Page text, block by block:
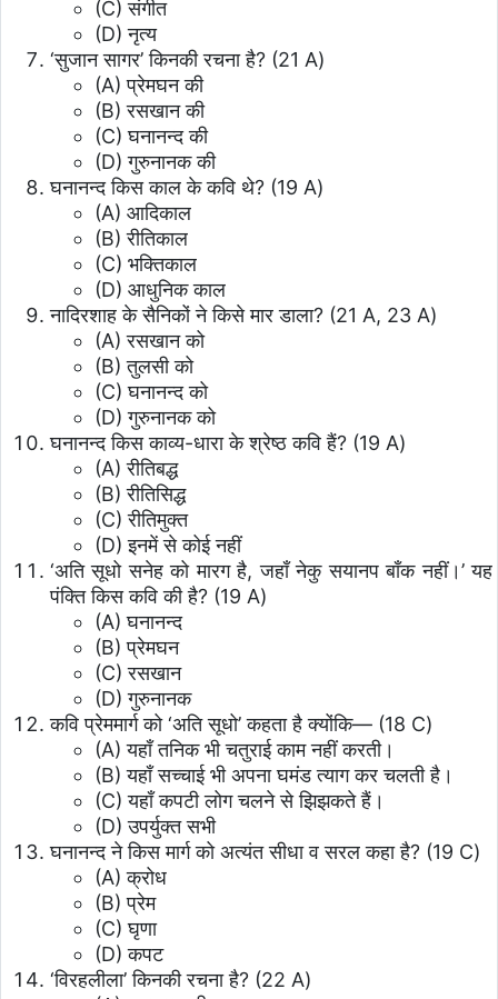
(C) संगीत
(D) नृत्य
‘सुजान सागर’ किनकी रचना है? (21 A)
(A) प्रेमघन की
(B) रसखान की
(C) घनानन्द की
(D) गुरुनानक की
घनानन्द किस काल के कवि थे? (19 A)
(A) आदिकाल
(B) रीतिकाल
(C) भक्तिकाल
(D) आधुनिक काल
नादिरशाह के सैनिकों ने किसे मार डाला? (21 A, 23 A)
(A) रसखान को
(B) तुलसी को
(C) घनानन्द को
(D) गुरुनानक को
घनानन्द किस काव्य-धारा के श्रेष्ठ कवि हैं? (19 A)
(A) रीतिबद्ध
(B) रीतिसिद्ध
(C) रीतिमुक्त
(D) इनमें से कोई नहीं
‘अति सूधो सनेह को मारग है, जहाँ नेकु सयानप बाँक नहीं।’ यह
पंक्ति किस कवि की है? (19 A)
(A) घनानन्द
(B) प्रेमघन
(C) रसखान
(D) गुरुनानक
कवि प्रेममार्ग को ‘अति सूधो’ कहता है क्योंकि— (18 C)
(A) यहाँ तनिक भी चतुराई काम नहीं करती।
(B) यहाँ सच्चाई भी अपना घमंड त्याग कर चलती है।
(C) यहाँ कपटी लोग चलने से झिझकते हैं।
(D) उपर्युक्त सभी
घनानन्द ने किस मार्ग को अत्यंत सीधा व सरल कहा है? (19 C)
(A) क्रोध
(B) प्रेम
(C) घृणा
(D) कपट
‘विरहलीला’ किनकी रचना है? (22 A)